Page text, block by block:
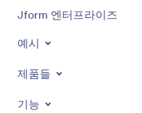
Jform 엔터프라이즈
예시
제품들
기능